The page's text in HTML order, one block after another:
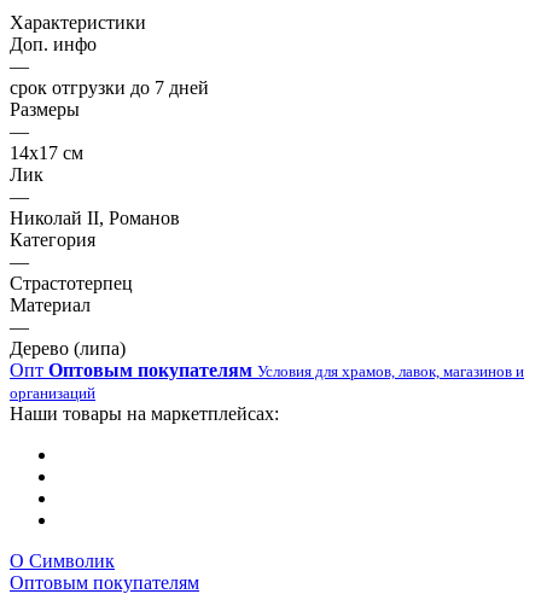
Характеристики
Доп. инфо
—
срок отгрузки до 7 дней
Размеры
—
14х17 см
Лик
—
Николай II, Романов
Категория
—
Страстотерпец
Материал
—
Дерево (липа)
Опт Оптовым покупателям Условия для храмов, лавок, магазинов и
организаций
Наши товары на маркетплейсах:
О Символик
Оптовым покупателям